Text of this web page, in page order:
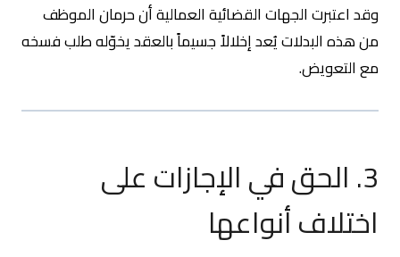
وقد اعتبرت الجهات القضائية العمالية أن حرمان الموظف
من هذه البدلات يُعد إخلالاً جسيماً بالعقد يخوّله طلب فسخه
مع التعويض.
3. الحق في الإجازات على
اختلاف أنواعها